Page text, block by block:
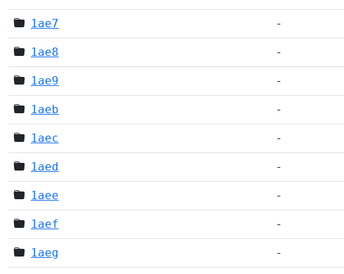
1ae7 -
1ae8 -
1ae9 -
1aeb -
1aec -
1aed -
1aee -
1aef -
1aeg -